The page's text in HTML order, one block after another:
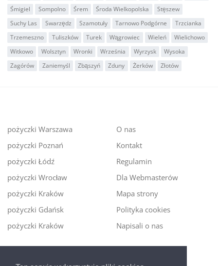
Śmigiel
Sompolno Śrem Środa Wielkopolska
Stęszew
Suchy Las
Swarzędz Szamotuły Tarnowo Podgórne
Trzcianka
Trzemeszno
Tuliszków Turek Wągrowiec Wieleń
Wielichowo
Witkowo
Wolsztyn Wronki Września Wyrzysk
Wysoka
Zagórów
Zaniemyśl Zbąszyń Zduny Żerków Złotów
pożyczki Warszawa
pożyczki Poznań
pożyczki Łódź
pożyczki Wrocław
pożyczki Kraków
pożyczki Gdańsk
pożyczki Kraków
O nas
Kontakt
Regulamin
Dla Webmasterów
Mapa strony
Polityka cookies
Napisali o nas